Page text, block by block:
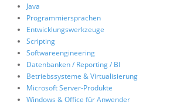
Java
Programmiersprachen
Entwicklungswerkzeuge
Scripting
Softwareengineering
Datenbanken / Reporting / BI
Betriebssysteme & Virtualisierung
Microsoft Server-Produkte
Windows & Office für Anwender